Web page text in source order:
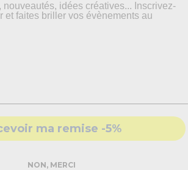
nouveautés, idées créatives... Inscrivez-
et faites briller vos évènements au
ma remise -5%
NON, MERCI